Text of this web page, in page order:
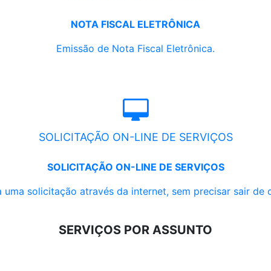
NOTA FISCAL ELETRÔNICA
Emissão de Nota Fiscal Eletrônica.
SOLICITAÇÃO ON-LINE DE SERVIÇOS
SOLICITAÇÃO ON-LINE DE SERVIÇOS
uma solicitação através da internet, sem precisar sair de
SERVIÇOS POR ASSUNTO